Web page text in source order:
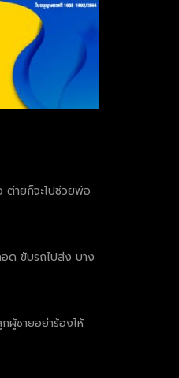
ต่ายก็จะไปช่วยพ่อ
ด ขับรถไปส่ง บาง
ผู้ชายอย่าร้องไห้